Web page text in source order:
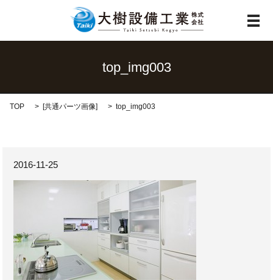
メ
top_img003
TOP [共通パーツ画像] top_img003
2016-11-25